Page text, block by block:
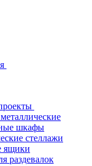
шкафы
стеллажи
ящики
раздевалок